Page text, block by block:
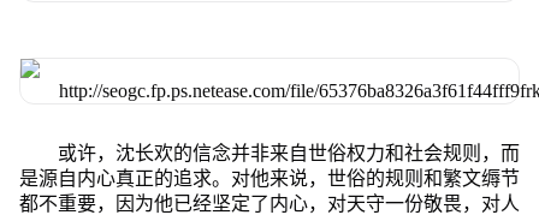
或许，沈长欢的信念并非来自世俗权力和社会规则，而
是源自内心真正的追求。对他来说，世俗的规则和繁文缛节
都不重要，因为他已经坚定了内心，对天守一份敬畏，对人